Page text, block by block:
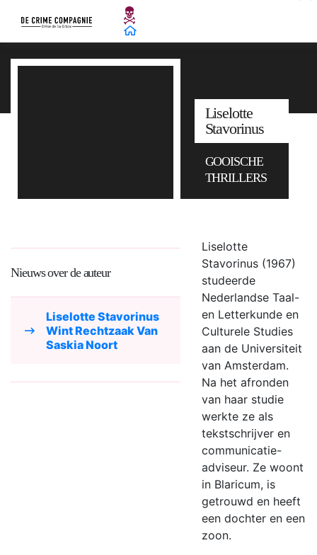
Liselotte
Stavorinus
GOOISCHE
THRILLERS
Nieuws over de auteur
Liselotte Stavorinus
Wint Rechtzaak Van
Saskia Noort
Liselotte
Stavorinus (1967)
studeerde
Nederlandse Taal-
en Letterkunde en
Culturele Studies
aan de Universiteit
van Amsterdam.
Na het afronden
van haar studie
werkte ze als
tekstschrijver en
communicatie-
adviseur. Ze woont
in Blaricum, is
getrouwd en heeft
een dochter en een
zoon.